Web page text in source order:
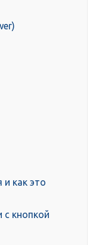
и как это
с кнопкой